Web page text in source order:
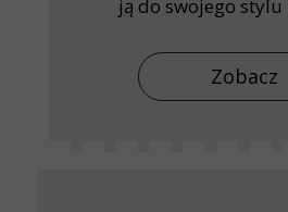
ją do swojego
Zobacz